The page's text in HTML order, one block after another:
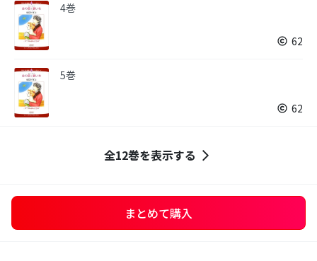
4巻
62
5巻
62
全12巻を表示する
まとめて購入